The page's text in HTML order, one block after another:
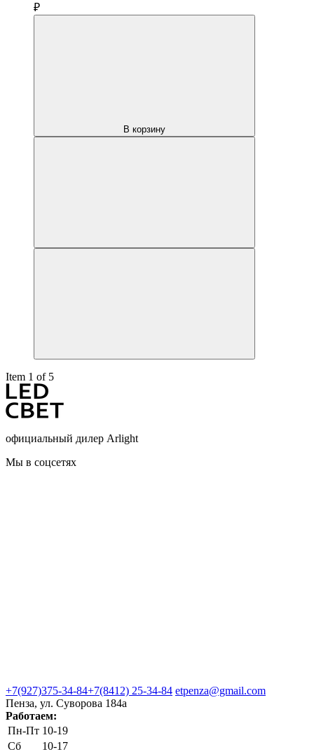
₽
В корзину
Item 1 of 5
официальный дилер Arlight
Мы в соцсетях
+7(927)375-34-84+7(8412) 25-34-84 etpenza@gmail.com
Пенза, ул. Cуворова 184а
Работаем:
Пн-Пт 10-19
Сб
10-17